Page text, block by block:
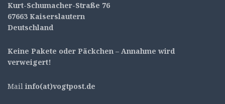
Kurt-Schumacher-Straße 76
67663 Kaiserslautern
Deutschland
Keine Pakete oder Päckchen – Annahme wird
verweigert!
Mail info(at)vogtpost.de